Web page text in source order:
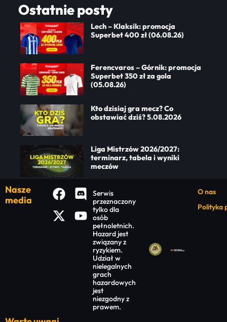
Ostatnie posty
Lech – Klaksik: promocja
Superbet 400 zł (06.08.26)
Ferencvaros – Górnik: promocja
Superbet 350 zł za gola
(05.08.26)
Kto dzisiaj gra mecz? Co
obstawiać dziś? 5.08.2026
Liga Mistrzów 2026/2027:
terminarz, tabela i wyniki
meczów
Nasze
media
Serwis
przeznaczony
tylko dla
osób
pełnoletnich.
Hazard jest
związany z
ryzykiem.
Udział w
nielegalnych
grach
hazardowych
jest
niezgodny z
prawem.
O nas
Polityka